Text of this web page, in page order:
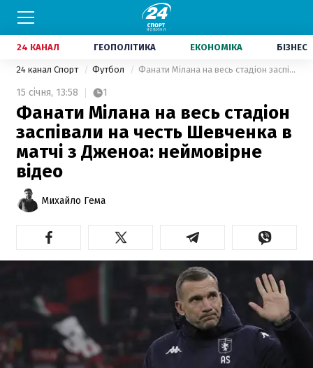
24 КАНАЛ ГЕОПОЛІТИКА ЕКОНОМІКА БІЗНЕС
24 канал Спорт Футбол Фанати Мілана на весь стадіон заспівали на честь Шевченка в матчі з Дженоа: неймовірне відео
15 січня, 13:58 1
Фанати Мілана на весь стадіон
заспівали на честь Шевченка в
матчі з Дженоа: неймовірне
відео
Михайло Гема